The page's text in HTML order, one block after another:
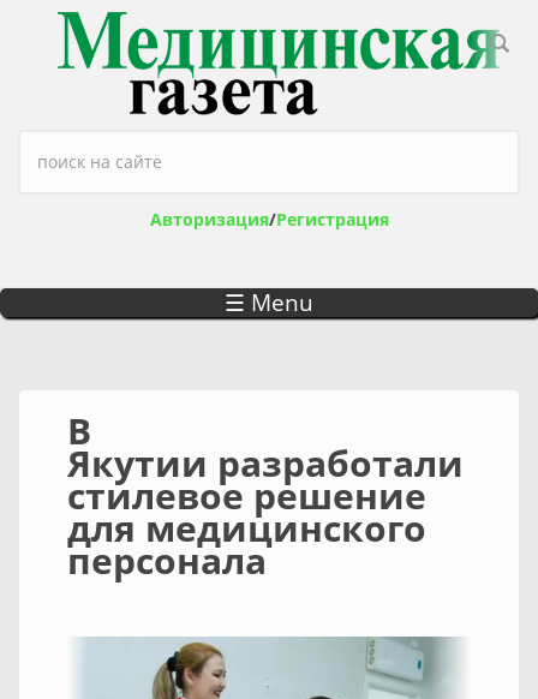
Перейти к основному содержанию
Форма поиска
Авторизация/Регистрация
☰ Menu
В
Якутии разработали
стилевое решение
для медицинского
персонала